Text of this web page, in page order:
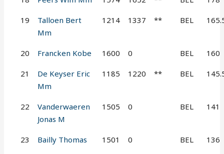
19
Talloen Bert
Mm
1214 1337 ** BEL
20 Francken Kobe 1600 0 BEL 160
21
De Keyser Eric
Mm
1185 1220 ** BEL
22
Vanderwaeren
Jonas M
1505 0 BEL 141
23 Bailly Thomas 1501 0 BEL 136